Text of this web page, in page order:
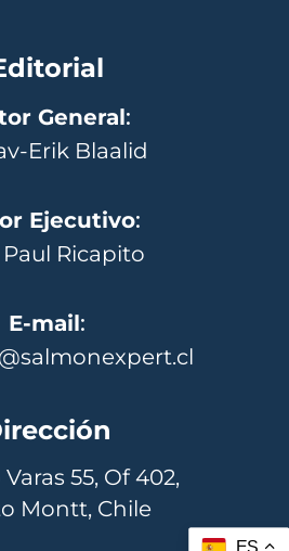
General:
Erik Blaalid
Ejecutivo:
Ricapito
E-mail:
55, Of 402,
Montt, Chile
ES